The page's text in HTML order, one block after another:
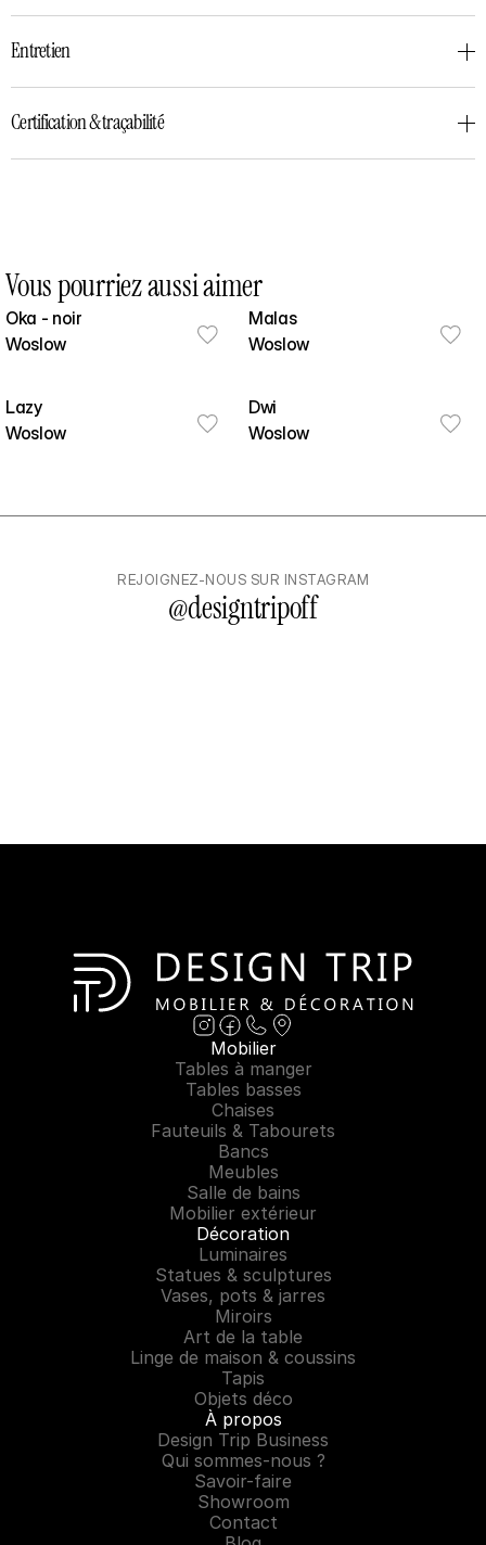
Entretien
Certification & traçabilité
Vous pourriez aussi aimer
Oka - noir
Woslow
Malas
Woslow
Lazy
Woslow
Dwi
Woslow
REJOIGNEZ-NOUS SUR INSTAGRAM
@designtripoff
Mobilier
Tables à manger
Tables basses
Chaises
Fauteuils & Tabourets
Bancs
Meubles
Salle de bains
Mobilier extérieur
Décoration
Luminaires
Statues & sculptures
Vases, pots & jarres
Miroirs
Art de la table
Linge de maison & coussins
Tapis
Objets déco
À propos
Design Trip Business
Qui sommes-nous ?
Savoir-faire
Showroom
Contact